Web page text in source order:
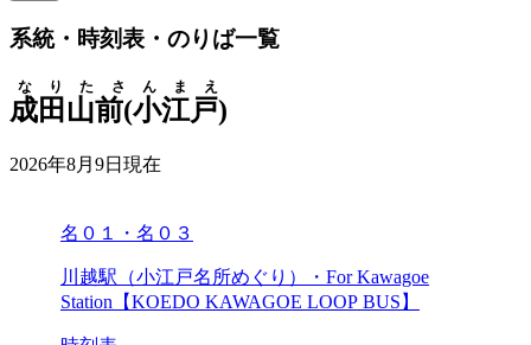
系統・時刻表・のりば一覧
成田山前(小江戸)
なりたさんまえ
2026年8月9日 現在
名０１・名０３
川越駅（小江戸名所めぐり）・For Kawagoe
Station【KOEDO KAWAGOE LOOP BUS】